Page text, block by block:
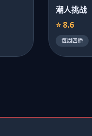
潮人挑战
⭐ 8.6
每周四播